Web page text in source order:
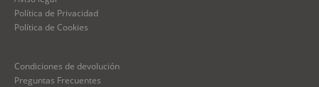
Política de Privacidad
Política de Cookies
Condiciones de devolución
Preguntas Frecuentes